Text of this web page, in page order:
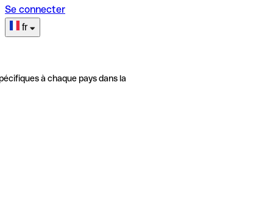
Se connecter
fr
à chaque pays dans la